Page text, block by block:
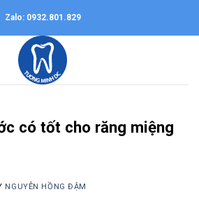
Zalo: 0932.801.829
có tốt cho răng miệng
NGUYỄN HỒNG ĐẬM